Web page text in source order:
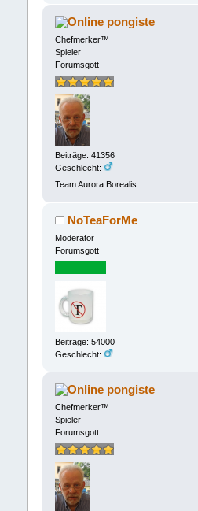
pongiste
Chefmerker™
Spieler
Forumsgott
Beiträge: 41356
Geschlecht:
Team Aurora Borealis
NoTeaForMe
Moderator
Forumsgott
Beiträge: 54000
Geschlecht:
pongiste
Chefmerker™
Spieler
Forumsgott